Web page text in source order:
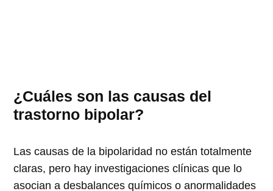
¿Cuáles son las causas del
trastorno bipolar?
Las causas de la bipolaridad no están totalmente
claras, pero hay investigaciones clínicas que lo
asocian a desbalances químicos o anormalidades